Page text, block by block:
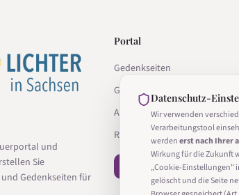
und
Sie
Gedenkseiten für
Portal
Gedenkseiten
Gedenkseite gestalten
Anbieter
Ratgeber
− Vertrag widerrufen
Datenschutz-
Wir verwenden
Verarbeitungstool
werdenerst nach Ihrer
Wirkung für die Zukunft
„Cookie-Einstellungen"
gelöscht und die Seite